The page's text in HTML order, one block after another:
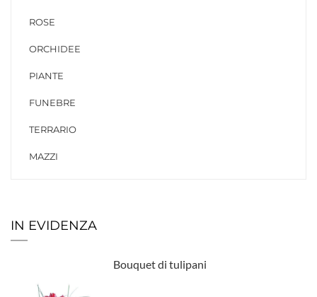
ROSE
ORCHIDEE
PIANTE
FUNEBRE
TERRARIO
MAZZI
IN EVIDENZA
Bouquet di tulipani